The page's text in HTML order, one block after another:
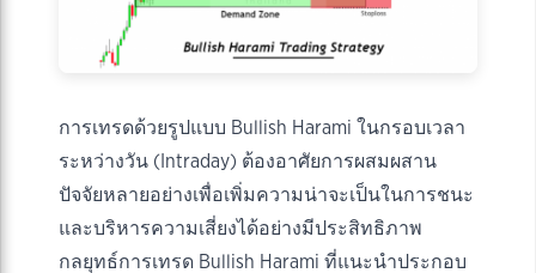
การเทรดด้วยรูปแบบ Bullish Harami ในกรอบเวลา
ระหว่างวัน (Intraday) ต้องอาศัยการผสมผสาน
ปัจจัยหลายอย่างเพื่อเพิ่มความน่าจะเป็นในการชนะ
และบริหารความเสี่ยงได้อย่างมีประสิทธิภาพ
กลยุทธ์การเทรด Bullish Harami ที่แนะนำประกอบ